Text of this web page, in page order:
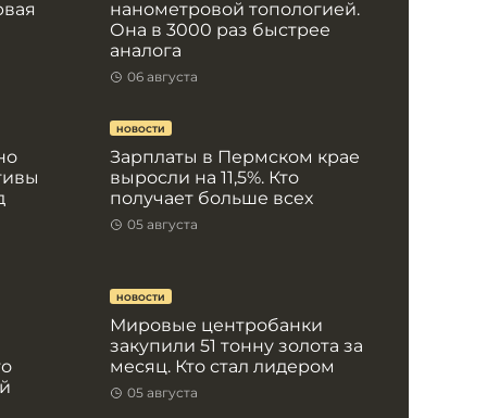
нанометровой топологией.
Она в 3000 раз быстрее
аналога
06 августа
НОВОСТИ
Зарплаты в Пермском крае
выросли на 11,5%. Кто
получает больше всех
05 августа
НОВОСТИ
Мировые центробанки
закупили 51 тонну золота за
месяц. Кто стал лидером
05 августа